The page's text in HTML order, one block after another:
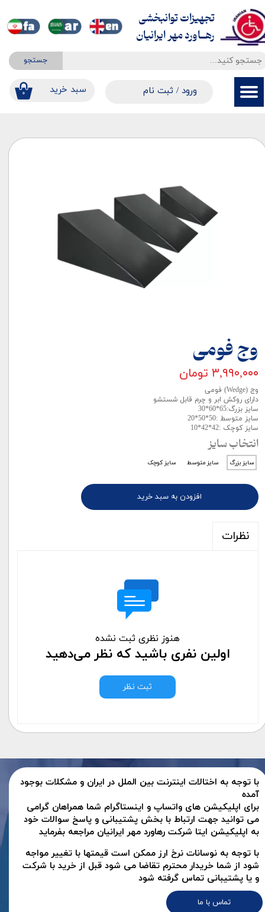
جستجو
۰ ​​سبد خرید ورود / ثبت نام
حساب کاربری من
سفارشات
خروج از حساب کاربری
تجهیزات توانبخشی
​​​​​​​رهــاورد مهر ایرانیان
وج فومی
۳,۹۹۰,۰۰۰ تومان
وج (Wedge) فومی
دارای روكش ابر و چرم قابل شستشو
سایز بزرگ:65*60*30
سایز متوسط :50*50*20
سایز کوچک :42*42*10
انتخاب سایز
سایز بزرگ سایز متوسط سایز کوچک
افزودن به سبد خرید
نظرات
هنوز نظری ثبت نشده
اولین نفری باشید که نظر می‌دهید
ثبت نظر
تماس با ما
با توجه به اختالات اینترنت بین الملل در ایران و مشکلات بوجود
آمده
برای اپلیکیشن های واتساپ و اینستاگرام شما همراهان گرامی
می توانید جهت ارتباط با بخش پشتیبانی و پاسخ سوالات خود
به اپلیکیشن ایتا شرکت رهاورد مهر ایرانیان مراجعه بفرماید
با توجه به نوسانات نرخ ارز ممکن است قیمتها با تغییر مواجه
شود از شما خریدار محترم تقاضا می شود قبل از خرید با شرکت
و یا پشتیبانی تماس گرفته شود